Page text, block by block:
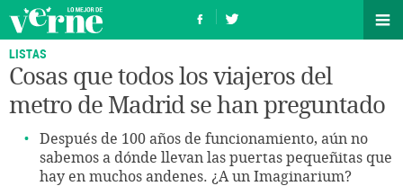
LISTAS
Cosas que todos los viajeros del
metro de Madrid se han preguntado
Después de 100 años de funcionamiento, aún no
sabemos a dónde llevan las puertas pequeñitas que
hay en muchos andenes. ¿A un Imaginarium?